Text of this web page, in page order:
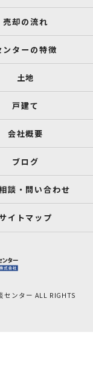
売却の流れ
ンターの特徴
土地
戸建て
会社概要
ブログ
談・問い合わせ
イトマップ
ンター ALL RIGHTS